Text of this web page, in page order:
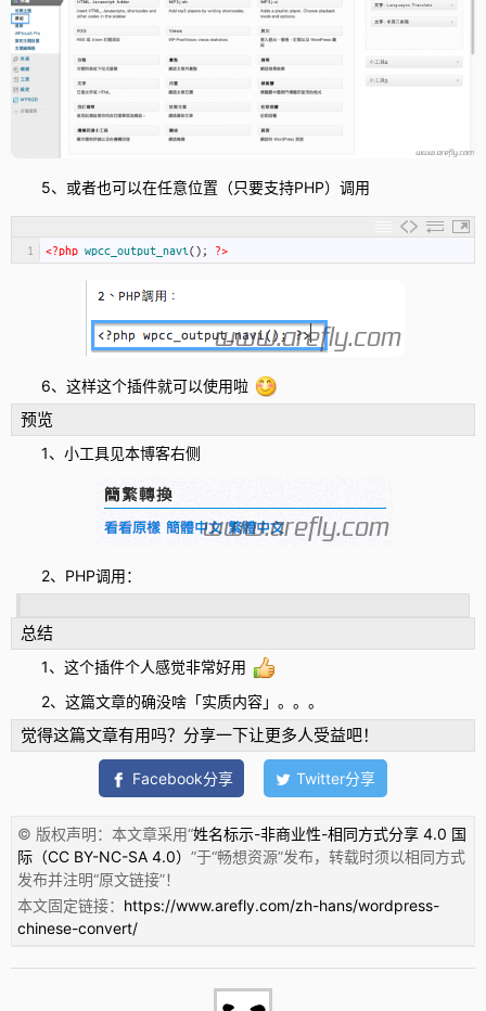
5、或者也可以在任意位置（只要支持PHP）调用
1 <?php wpcc_output_navi () ; ?>
6、这样这个插件就可以使用啦
预览
1、小工具见本博客右侧
2、PHP调用：
总结
1、这个插件个人感觉非常好用
2、这篇文章的确没啥「实质内容」。。。
觉得这篇文章有用吗？分享一下让更多人受益吧！
Facebook分享 Twitter分享
© 版权声明：本文章采用“姓名标示-非商业性-相同方式分享 4.0 国
际（CC BY-NC-SA 4.0） ”于“畅想资源”发布，转载时须以相同方式
发布并注明“原文链接”！
本文固定链接： https://www.arefly.com/zh-hans/wordpress-
chinese-convert/